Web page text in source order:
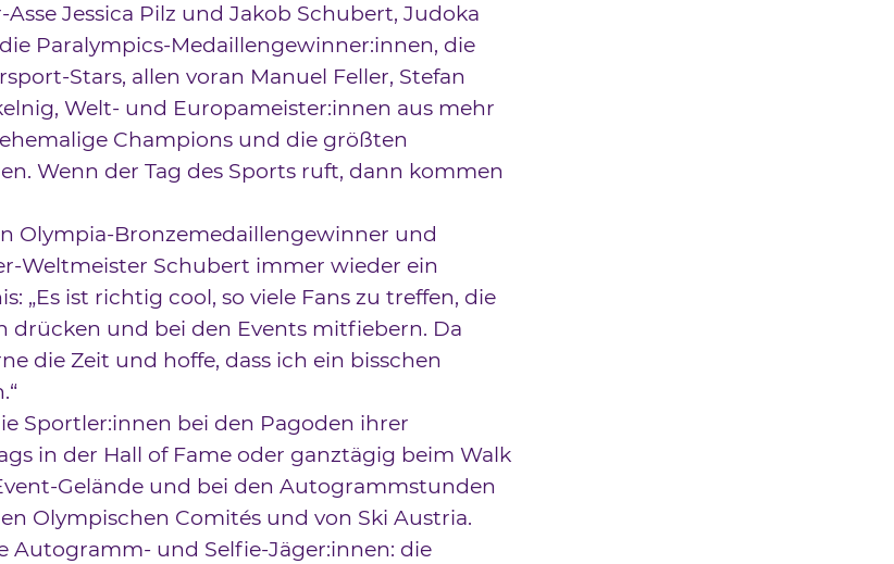
Jessica Pilz und Jakob Schubert, Judoka
Paralympics-Medaillengewinner:innen, die
Stars, allen voran Manuel Feller, Stefan
Welt- und Europameister:innen aus mehr
Champions und die größten
Wenn der Tag des Sports ruft, dann kommen
Olympia-Bronzemedaillengewinner und
Weltmeister Schubert immer wieder ein
„Es ist richtig cool, so viele Fans zu treffen, die
drücken und bei den Events mitfiebern. Da
die Zeit und hoffe, dass ich ein bisschen
Sportler:innen bei den Pagoden ihrer
in der Hall of Fame oder ganztägig beim Walk
Gelände und bei den Autogrammstunden
Olympischen Comités und von Ski Austria.
Autogramm- und Selfie-Jäger:innen: die